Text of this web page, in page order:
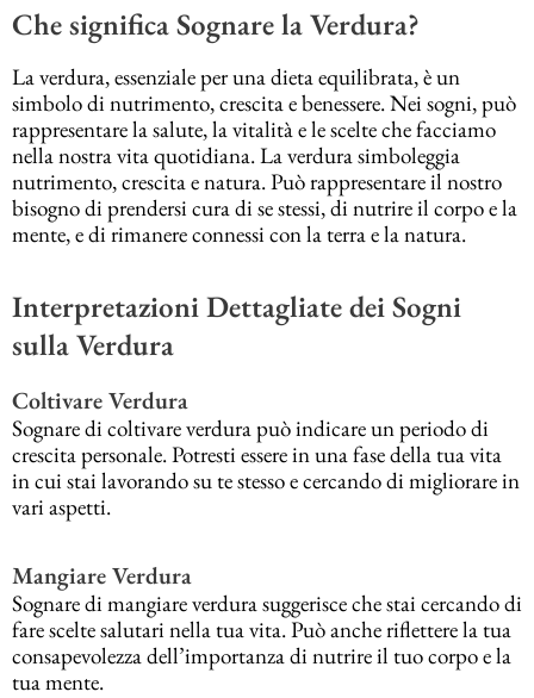
Che significa Sognare la Verdura?
La verdura, essenziale per una dieta equilibrata, è un
simbolo di nutrimento, crescita e benessere. Nei sogni, può
rappresentare la salute, la vitalità e le scelte che facciamo
nella nostra vita quotidiana. La verdura simboleggia
nutrimento, crescita e natura. Può rappresentare il nostro
bisogno di prendersi cura di se stessi, di nutrire il corpo e la
mente, e di rimanere connessi con la terra e la natura.
Interpretazioni Dettagliate dei Sogni
sulla Verdura
Coltivare Verdura
Sognare di coltivare verdura può indicare un periodo di
crescita personale. Potresti essere in una fase della tua vita
in cui stai lavorando su te stesso e cercando di migliorare in
vari aspetti.
Mangiare Verdura
Sognare di mangiare verdura suggerisce che stai cercando di
fare scelte salutari nella tua vita. Può anche riflettere la tua
consapevolezza dell’importanza di nutrire il tuo corpo e la
tua mente.